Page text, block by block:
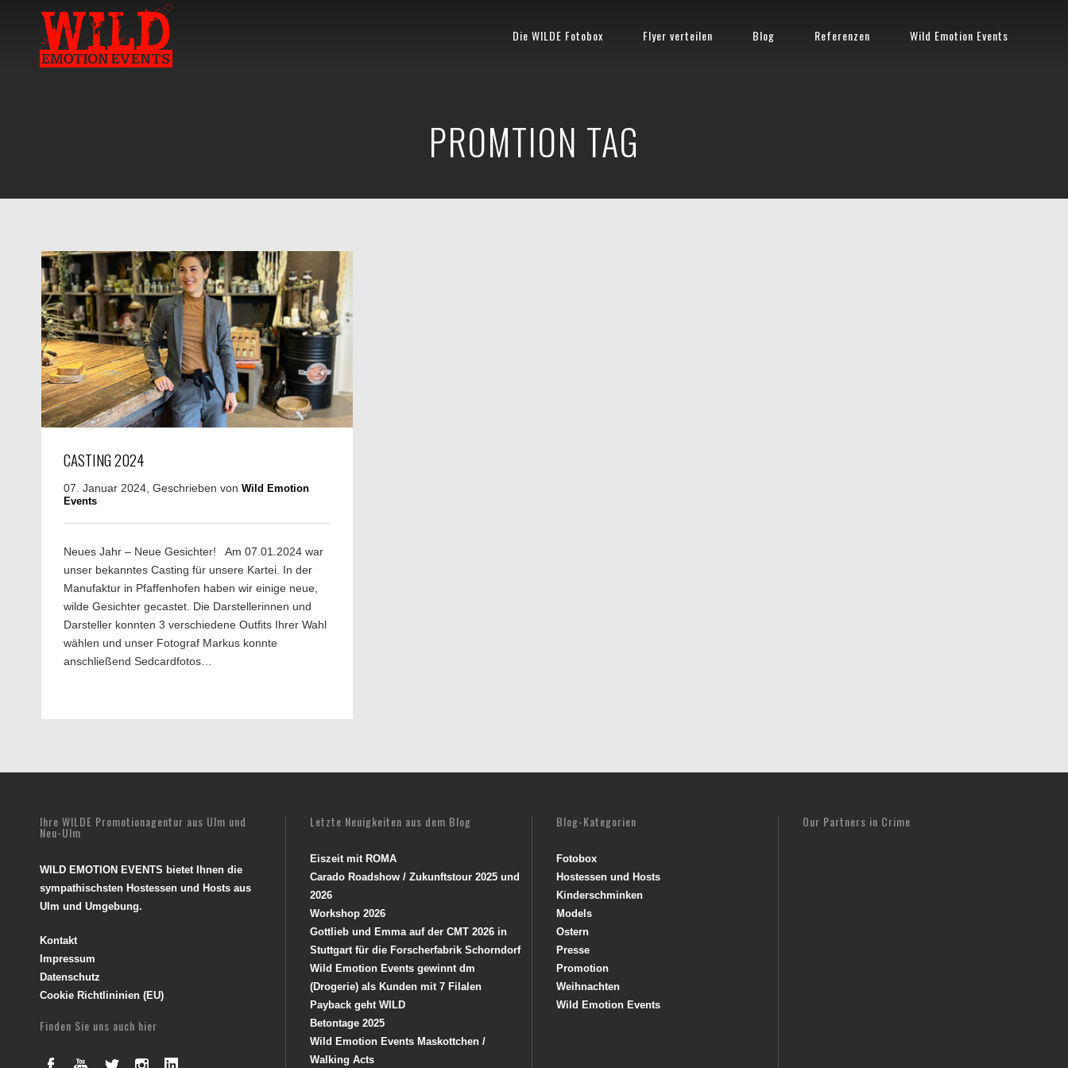
Die WILDE Fotobox Flyer verteilen Blog Referenzen Wild Emotion Events
PROMTION TAG
CASTING 2024
07. Januar 2024, Geschrieben von Wild Emotion
Events
Neues Jahr – Neue Gesichter! Am 07.01.2024 war
unser bekanntes Casting für unsere Kartei. In der
Manufaktur in Pfaffenhofen haben wir einige neue,
wilde Gesichter gecastet. Die Darstellerinnen und
Darsteller konnten 3 verschiedene Outfits Ihrer Wahl
wählen und unser Fotograf Markus konnte
anschließend Sedcardfotos…
Ihre WILDE Promotionagentur aus Ulm und
Neu-Ulm
WILD EMOTION EVENTS bietet Ihnen die
sympathischsten Hostessen und Hosts aus
Ulm und Umgebung.
Kontakt
Impressum
Datenschutz
Cookie Richtlininien (EU)
Finden Sie uns auch hier
Letzte Neuigkeiten aus dem Blog
Eiszeit mit ROMA
Carado Roadshow / Zukunftstour 2025 und
2026
Workshop 2026
Gottlieb und Emma auf der CMT 2026 in
Stuttgart für die Forscherfabrik Schorndorf
Wild Emotion Events gewinnt dm
(Drogerie) als Kunden mit 7 Filalen
Payback geht WILD
Betontage 2025
Wild Emotion Events Maskottchen /
Walking Acts
Blog-Kategorien
Fotobox
Hostessen und Hosts
Kinderschminken
Models
Ostern
Presse
Promotion
Weihnachten
Wild Emotion Events
Our Partners in Crime